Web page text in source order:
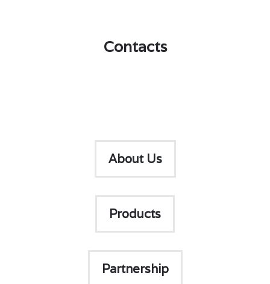
Contacts
About Us
Products
Partnership